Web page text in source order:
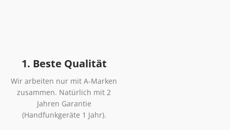
1. Beste Qualität
Wir arbeiten nur mit A-Marken
zusammen. Natürlich mit 2
Jahren Garantie
(Handfunkgeräte 1 Jahr).